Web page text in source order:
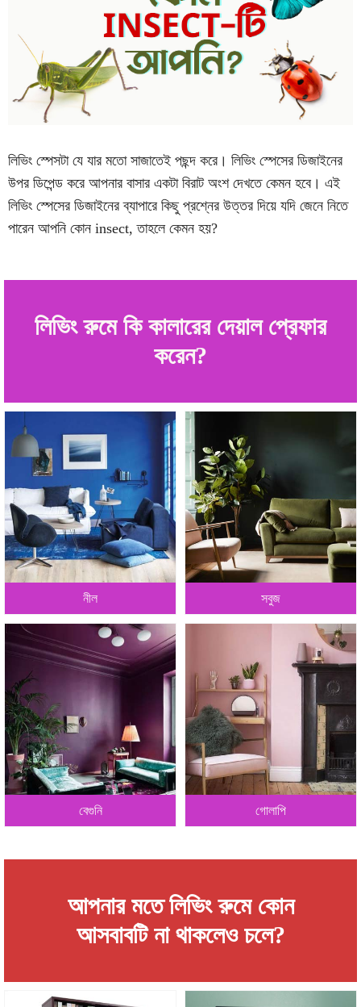
লিভিং স্পেসটা যে যার মতো সাজাতেই পছন্দ করে। লিভিং স্পেসের ডিজাইনের
উপর ডিপেন্ড করে আপনার বাসার একটা বিরাট অংশ দেখতে কেমন হবে। এই
লিভিং স্পেসের ডিজাইনের ব্যাপারে কিছু প্রশ্নের উত্তর দিয়ে যদি জেনে নিতে
পারেন আপনি কোন insect, তাহলে কেমন হয়?
লিভিং রুমে কি কালারের দেয়াল প্রেফার
করেন?
নীল সবুজ
বেগুনি গোলাপি
আপনার মতে লিভিং রুমে কোন
আসবাবটি না থাকলেও চলে?